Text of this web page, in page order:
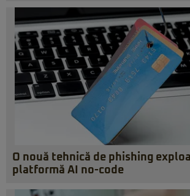
O nouă tehnică de phishing
platformă AI no-code